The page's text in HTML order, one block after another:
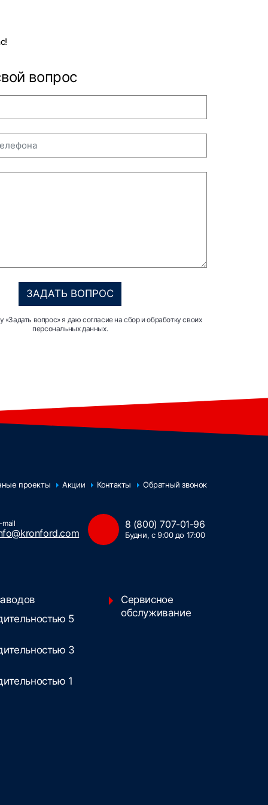
вопрос
ЗАДАТЬ ВОПРОС
вопрос» я даю согласие на сбор и обработку своих
персональных данных.
проекты Акции Контакты Обратный звонок
mail 8 (800) 707-01-96
Будни, с 9:00 до 17:00
5
3
1
Сервисное
обслуживание